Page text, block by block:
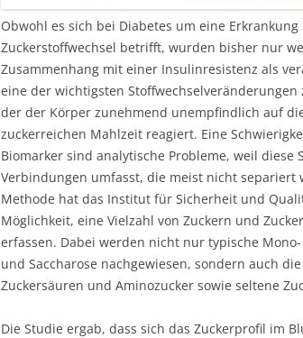
Obwohl es sich bei Diabetes um eine
Zuckerstoffwechsel betrifft, wurden bisher nur
Zusammenhang mit einer Insulinresistenz als
eine der wichtigsten
der der Körper zunehmend unempfindlich auf
zuckerreichen Mahlzeit reagiert. Eine
Biomarker sind analytische Probleme, weil diese
Verbindungen umfasst, die meist nicht
Methode hat das Institut für Sicherheit und
Möglichkeit, eine Vielzahl von Zuckern und
erfassen. Dabei werden nicht nur typische
und Saccharose nachgewiesen, sondern auch
Zuckersäuren und Aminozucker sowie seltene
Die Studie ergab, dass sich das Zuckerprofil im